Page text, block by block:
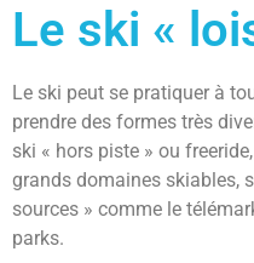
Le ski «
Le ski peut se pratiquer à
prendre des formes très
ski « hors piste » ou
grands domaines skiables,
sources » comme le
parks.